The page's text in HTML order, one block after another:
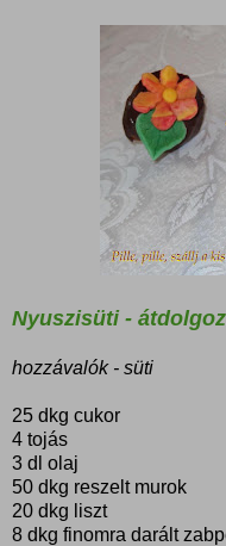
Nyuszisüti -
hozzávalók - süti
25 dkg cukor
4 tojás
3 dl olaj
50 dkg reszelt murok
20 dkg liszt
8 dkg finomra darált